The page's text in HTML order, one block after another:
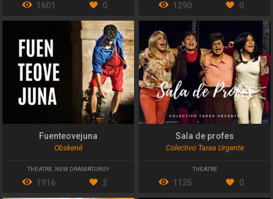
1601 0 1290 0
Fuenteovejuna
Obskené
THEATRE NEW DRAMATURGY
1916 2
Sala de profes
Colectivo Tarea Urgente
THEATRE
1125 0